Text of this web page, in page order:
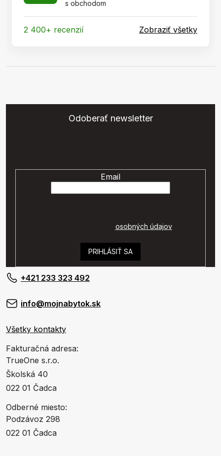
s obchodom
2 400+ recenzií Zobraziť všetky
Odoberať newsletter
Email
osobných údajov.
PRIHLÁSIŤ SA
+421 233 323 492
info@mojnabytok.sk
Všetky kontakty
Fakturačná adresa:
TrueOne s.r.o.
Školská 40
022 01 Čadca
Odberné miesto:
Podzávoz 298
022 01 Čadca